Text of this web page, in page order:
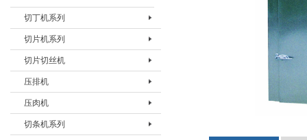
切丁机系列
切丁机BQDJ-I
切丁机BQDJ-II
切片机系列
切片机BQPJ- I
切片机BQPJ- II
切片机 BQPJ-III
切片机BQPJ-IV
切片切丝机
切片切丝机BQSJ-I
压排机
压排机BYPJ-400
压排机BYPJ-600
压肉机
压肉机BYRJ-I
切条机系列